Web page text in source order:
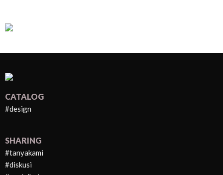
CATALOG
#design
SHARING
#tanyakami
#diskusi